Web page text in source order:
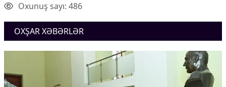
Oxunuş sayı: 486
OXŞAR XƏBƏRLƏR